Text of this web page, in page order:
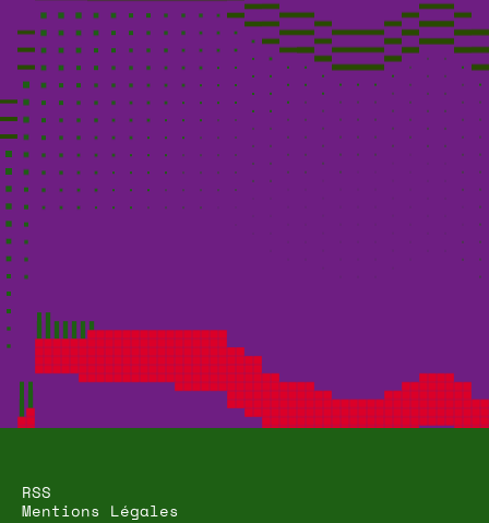
RSS
Mentions Légales